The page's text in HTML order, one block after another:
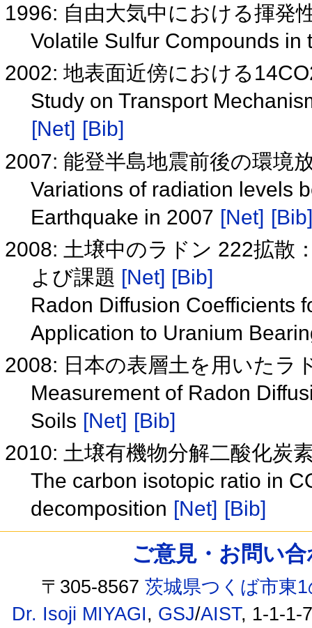
1996: 自由大気中における揮発
Volatile Sulfur Compounds
2002: 地表面近傍における
Study on Transport
[Net] [Bib]
2007: 能登半島地震前後の環境
Variations of radiation levels
Earthquake in 2007 [Net] [Bib]
2008: 土壌中のラドン 222拡散
よび課題 [Net] [Bib]
Radon Diffusion Coefficients
Application to Uranium
2008: 日本の表層土を用いたラ
Measurement of Radon
Soils [Net] [Bib]
2010: 土壌有機物分解二酸化炭
The carbon isotopic ratio in
decomposition [Net] [Bib]
ご意見・お問い
〒305-8567茨城県つくば市東
Dr. Isoji MIYAGI, GSJ/AIST, 1-1-1-